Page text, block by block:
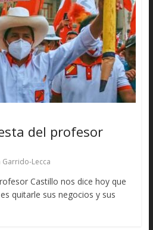
del profesor
Garrido-Lecca
Castillo nos dice hoy que
quitarle sus negocios y sus